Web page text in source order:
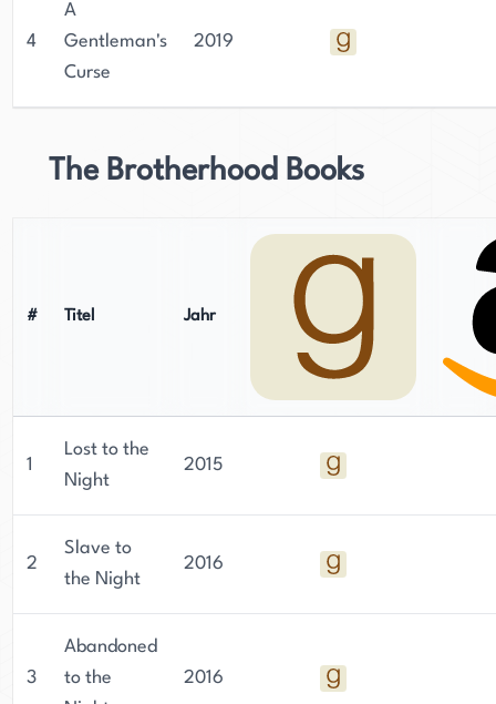
4
A
Gentleman's
Curse
2019
The Brotherhood Books
# Titel Jahr
1
Lost to the
Night
2015
2
Slave to
the Night
2016
3
Abandoned
to the
2016